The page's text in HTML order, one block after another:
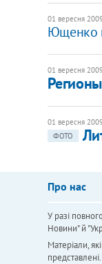
01 вересня
Ющенко
01 вересня
01 вересня
ФОТО
Про нас
У разі
Новини" й
Матеріали,